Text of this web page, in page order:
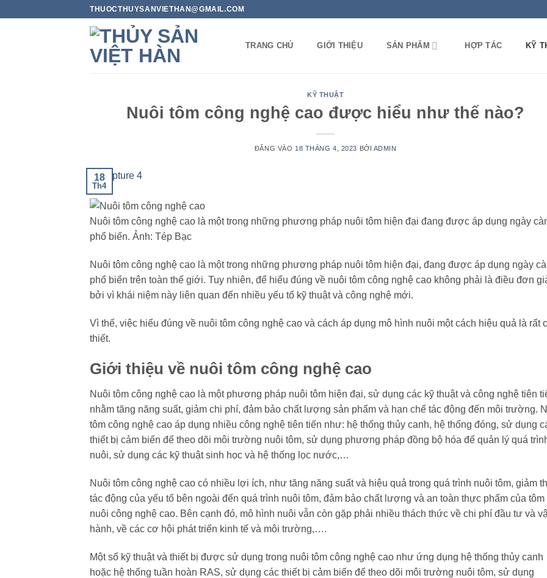
THUOCTHUYSANVIETHAN@GMAIL.COM
TRANG CHỦ GIỚI THIỆU SẢN PHẨM HỢP TÁC KỸ
KỸ THUẬT
Nuôi tôm công nghệ cao được hiểu như thế nào?
ĐĂNG VÀO 18 THÁNG 4, 2023 BỞI ADMIN
18
Th4
Nuôi tôm công nghệ cao là một trong những phương pháp nuôi tôm hiện đại đang được áp dụng ngày
phổ biến. Ảnh: Tép Bạc
Nuôi tôm công nghệ cao là một trong những phương pháp nuôi tôm hiện đại, đang được áp dụng ngày
phổ biến trên toàn thế giới. Tuy nhiên, để hiểu đúng về nuôi tôm công nghệ cao không phải là điều đơn
bởi vì khái niệm này liên quan đến nhiều yếu tố kỹ thuật và công nghệ mới.
Vì thế, việc hiểu đúng về nuôi tôm công nghệ cao và cách áp dụng mô hình nuôi một cách hiệu quả là rất
thiết.
Giới thiệu về nuôi tôm công nghệ cao
Nuôi tôm công nghệ cao là một phương pháp nuôi tôm hiện đại, sử dụng các kỹ thuật và công nghệ tiên
nhằm tăng năng suất, giảm chi phí, đảm bảo chất lượng sản phẩm và hạn chế tác động đến môi trường.
tôm công nghệ cao áp dụng nhiều công nghệ tiên tiến như: hệ thống thủy canh, hệ thống đóng, sử dụng
thiết bị cảm biến để theo dõi môi trường nuôi tôm, sử dụng phương pháp đồng bộ hóa để quản lý quá
nuôi, sử dụng các kỹ thuật sinh học và hệ thống lọc nước,…
Nuôi tôm công nghệ cao có nhiều lợi ích, như tăng năng suất và hiệu quả trong quá trình nuôi tôm, giảm
tác động của yếu tố bên ngoài đến quá trình nuôi tôm, đảm bảo chất lượng và an toàn thực phẩm của tôm
nuôi công nghệ cao. Bên cạnh đó, mô hình nuôi vẫn còn gặp phải nhiều thách thức về chi phí đầu tư và
hành, về các cơ hội phát triển kinh tế và môi trường,….
Một số kỹ thuật và thiết bị được sử dụng trong nuôi tôm công nghệ cao như ứng dụng hệ thống thủy canh
hoặc hệ thống tuần hoàn RAS, sử dụng các thiết bị cảm biến để theo dõi môi trường nuôi tôm, sử dụng